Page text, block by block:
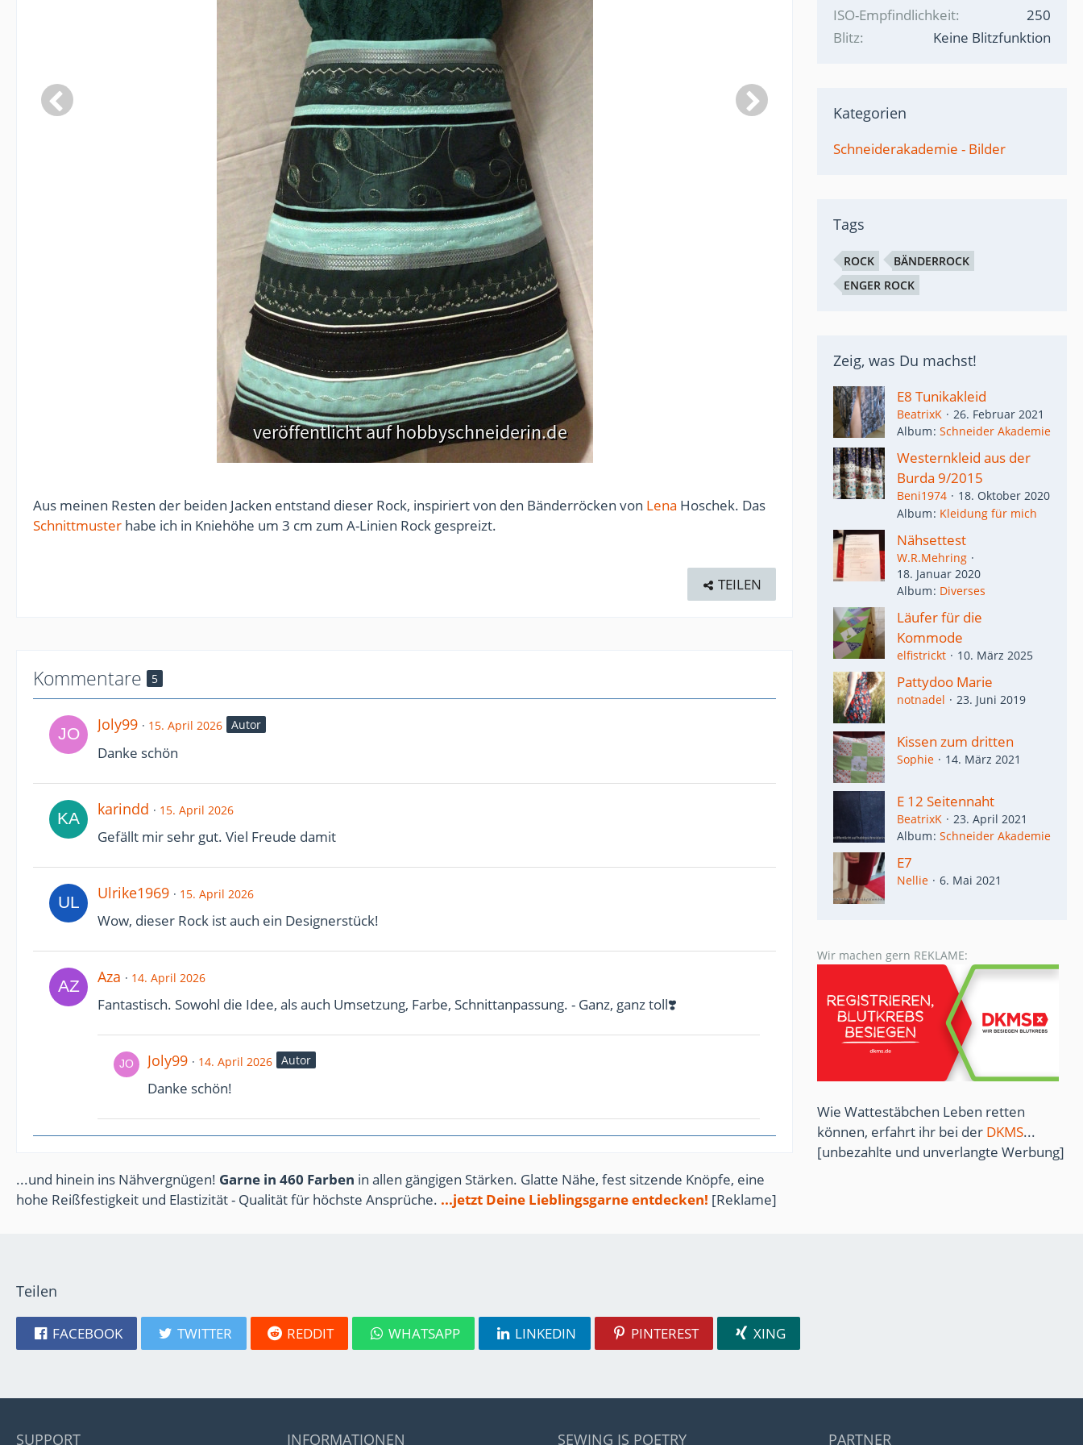
Aus meinen Resten der beiden Jacken entstand dieser Rock, inspiriert von den Bänderröcken von Lena Hoschek. Das
Schnittmuster habe ich in Kniehöhe um 3 cm zum A-Linien Rock gespreizt.
TEILEN
Kommentare 5
Joly99 15. April 2026 Autor
Danke schön
karindd 15. April 2026
Gefällt mir sehr gut. Viel Freude damit
Ulrike1969 15. April 2026
Wow, dieser Rock ist auch ein Designerstück!
Aza 14. April 2026
Fantastisch. Sowohl die Idee, als auch Umsetzung, Farbe, Schnittanpassung. - Ganz, ganz toll❣️
Joly99 14. April 2026 Autor
Danke schön!
...und hinein ins Nähvergnügen! Garne in 460 Farben in allen gängigen Stärken. Glatte Nähe, fest sitzende Knöpfe, eine
hohe Reißfestigkeit und Elastizität - Qualität für höchste Ansprüche. ...jetzt Deine Lieblingsgarne entdecken! [Reklame]
ISO-Empfindlichkeit
250
Blitz
Keine Blitzfunktion
Kategorien
Schneiderakademie - Bilder
Tags
ROCK
BÄNDERROCK
ENGER ROCK
Zeig, was Du machst!
E8 Tunikakleid
BeatrixK
26. Februar 2021
Album Schneider Akademie
Westernkleid aus der
Burda 9/2015
Beni1974
18. Oktober 2020
Album Kleidung für mich
Nähsettest
W.R.Mehring
18. Januar 2020
Album Diverses
Läufer für die
Kommode
elfistrickt 10. März 2025
Pattydoo Marie
notnadel 23. Juni 2019
Kissen zum dritten
Sophie 14. März 2021
E 12 Seitennaht
BeatrixK
23. April 2021
Album Schneider Akademie
E7
Nellie 6. Mai 2021
Wir machen gern REKLAME:
Wie Wattestäbchen Leben retten
können, erfahrt ihr bei der DKMS...
[unbezahlte und unverlangte Werbung]
Teilen
FACEBOOK TWITTER REDDIT WHATSAPP LINKEDIN PINTEREST XING
SUPPORT INFORMATIONEN SEWING IS POETRY PARTNER